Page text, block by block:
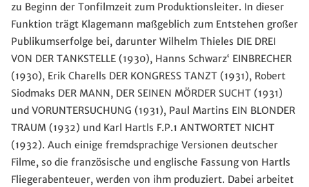
zu Beginn der Tonfilmzeit zum Produktionsleiter. In dieser
Funktion trägt Klagemann maßgeblich zum Entstehen großer
Publikumserfolge bei, darunter Wilhelm Thieles DIE DREI
VON DER TANKSTELLE (1930), Hanns Schwarz‘ EINBRECHER
(1930), Erik Charells DER KONGRESS TANZT (1931), Robert
Siodmaks DER MANN, DER SEINEN MÖRDER SUCHT (1931)
und VORUNTERSUCHUNG (1931), Paul Martins EIN BLONDER
TRAUM (1932) und Karl Hartls F.P.1 ANTWORTET NICHT
(1932). Auch einige fremdsprachige Versionen deutscher
Filme, so die französische und englische Fassung von Hartls
Fliegerabenteuer, werden von ihm produziert. Dabei arbeitet